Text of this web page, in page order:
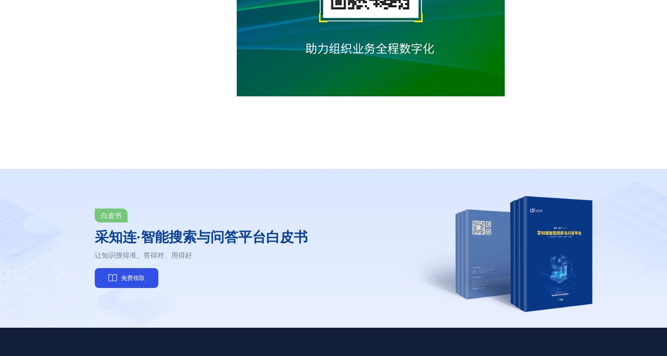
白皮书
采知连·智能搜索与问答平台白皮书
让知识搜得准、答得对、用得好
免费领取